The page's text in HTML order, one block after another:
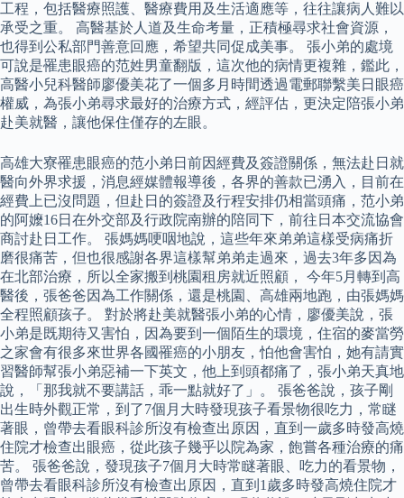
工程，包括醫療照護、醫療費用及生活適應等，往往讓病人難以
承受之重。 高醫基於人道及生命考量，正積極尋求社會資源，
也得到公私部門善意回應，希望共同促成美事。 張小弟的處境
可說是罹患眼癌的范姓男童翻版，這次他的病情更複雜，鑑此，
高醫小兒科醫師廖優美花了一個多月時間透過電郵聯繫美日眼癌
權威，為張小弟尋求最好的治療方式，經評估，更決定陪張小弟
赴美就醫，讓他保住僅存的左眼。
高雄大寮罹患眼癌的范小弟日前因經費及簽證關係，無法赴日就
醫向外界求援，消息經媒體報導後，各界的善款已湧入，目前在
經費上已沒問題，但赴日的簽證及行程安排仍相當頭痛，范小弟
的阿嬤16日在外交部及行政院南辦的陪同下，前往日本交流協會
商討赴日工作。 張媽媽哽咽地說，這些年來弟弟這樣受病痛折
磨很痛苦，但也很感謝各界這樣幫弟弟走過來，過去3年多因為
在北部治療，所以全家搬到桃園租房就近照顧， 今年5月轉到高
醫後，張爸爸因為工作關係，還是桃園、高雄兩地跑，由張媽媽
全程照顧孩子。 對於將赴美就醫張小弟的心情，廖優美說，張
小弟是既期待又害怕，因為要到一個陌生的環境，住宿的麥當勞
之家會有很多來世界各國罹癌的小朋友，怕他會害怕，她有請實
習醫師幫張小弟惡補一下英文，他上到頭都痛了，張小弟天真地
說，「那我就不要講話，乖一點就好了」。 張爸爸說，孩子剛
出生時外觀正常，到了7個月大時發現孩子看景物很吃力，常瞇
著眼，曾帶去看眼科診所沒有檢查出原因，直到一歲多時發高燒
住院才檢查出眼癌，從此孩子幾乎以院為家，飽嘗各種治療的痛
苦。 張爸爸說，發現孩子7個月大時常瞇著眼、吃力的看景物，
曾帶去看眼科診所沒有檢查出原因，直到1歲多時發高燒住院才